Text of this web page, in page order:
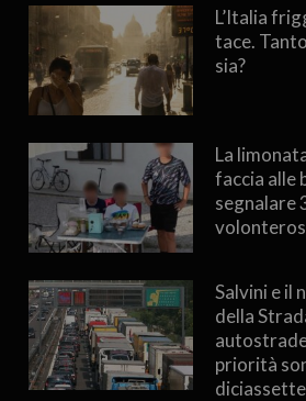
L’Italia
tace.
sia?
La
faccia alle
segnalare
Salvini e il
della
priorità